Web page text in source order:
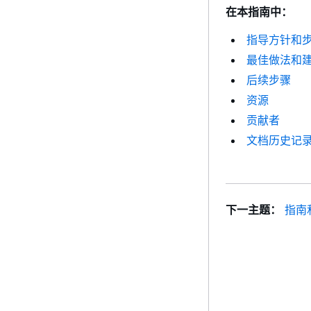
在本指南中：
指导方针和
最佳做法和
后续步骤
资源
贡献者
文档历史记
下一主题： 指南